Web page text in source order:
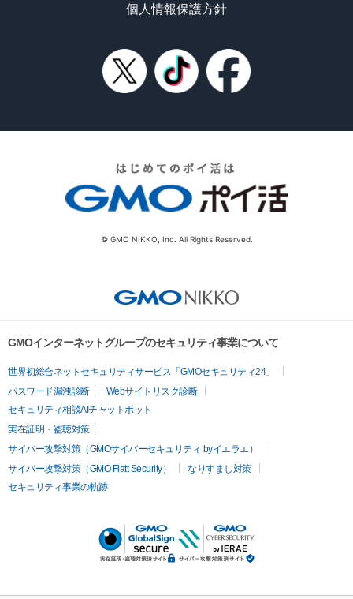
個人情報保護方針
© GMO NIKKO, Inc. All Rights Reserved.
GMOインターネットグループのセキュリティ事業について
世界初総合ネットセキュリティサービス「GMOセキュリティ24」
パスワード漏洩診断
Webサイトリスク診断
セキュリティ相談AIチャットボット
実在証明・盗聴対策
サイバー攻撃対策（GMOサイバーセキュリティ byイエラエ）
サイバー攻撃対策（GMO Flatt Security）
なりすまし対策
セキュリティ事業の軌跡